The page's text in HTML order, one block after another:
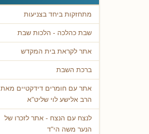
מתחזקות ביחד בצניעות
שבת כהלכה - הלכות שבת
אתר לקראת בית המקדש
ברכת השבת
אתר עם חומרים דידקטיים מאת
הרב אלישע לוי שליט"א
לנצח עם הנצח - אתר לזכרו של
הנער משה הי"ד